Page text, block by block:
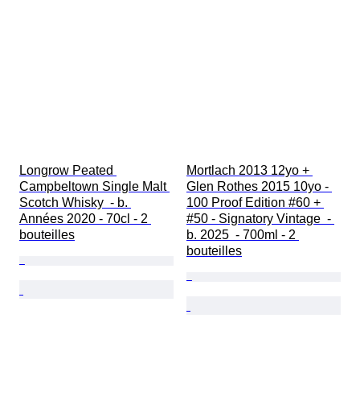
Longrow Peated
Campbeltown Single Malt
Scotch Whisky  - b.
Années 2020 - 70cl - 2
bouteilles
Mortlach 2013 12yo +
Glen Rothes 2015 10yo -
100 Proof Edition #60 +
#50 - Signatory Vintage  -
b. 2025  - 700ml - 2
bouteilles